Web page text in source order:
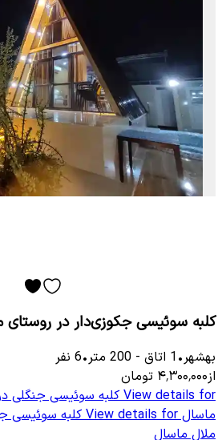
کلبه سوئیسی جکوزی‌دار در
بهشهر•
1 اتاق -
200 متر•
6 نفر
از۴٬۳۰۰٬۰۰۰ تومان
View details for کلبه سوئیسی جنگلی
ماسالView details for کلبه سوئیسی
ملال ماسال